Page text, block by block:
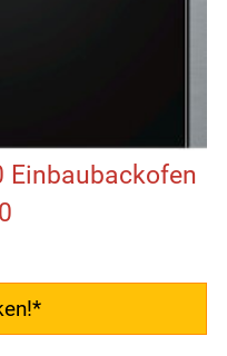
Einbaubackofen